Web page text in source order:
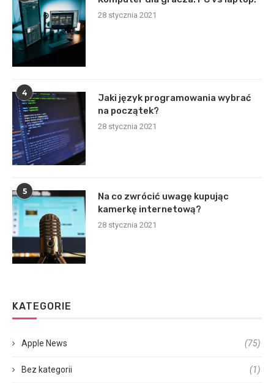
28 stycznia 2021
4
Jaki język programowania wybrać
na początek?
28 stycznia 2021
5
Na co zwrócić uwagę kupując
kamerkę internetową?
28 stycznia 2021
KATEGORIE
Apple News (75)
Bez kategorii (1)